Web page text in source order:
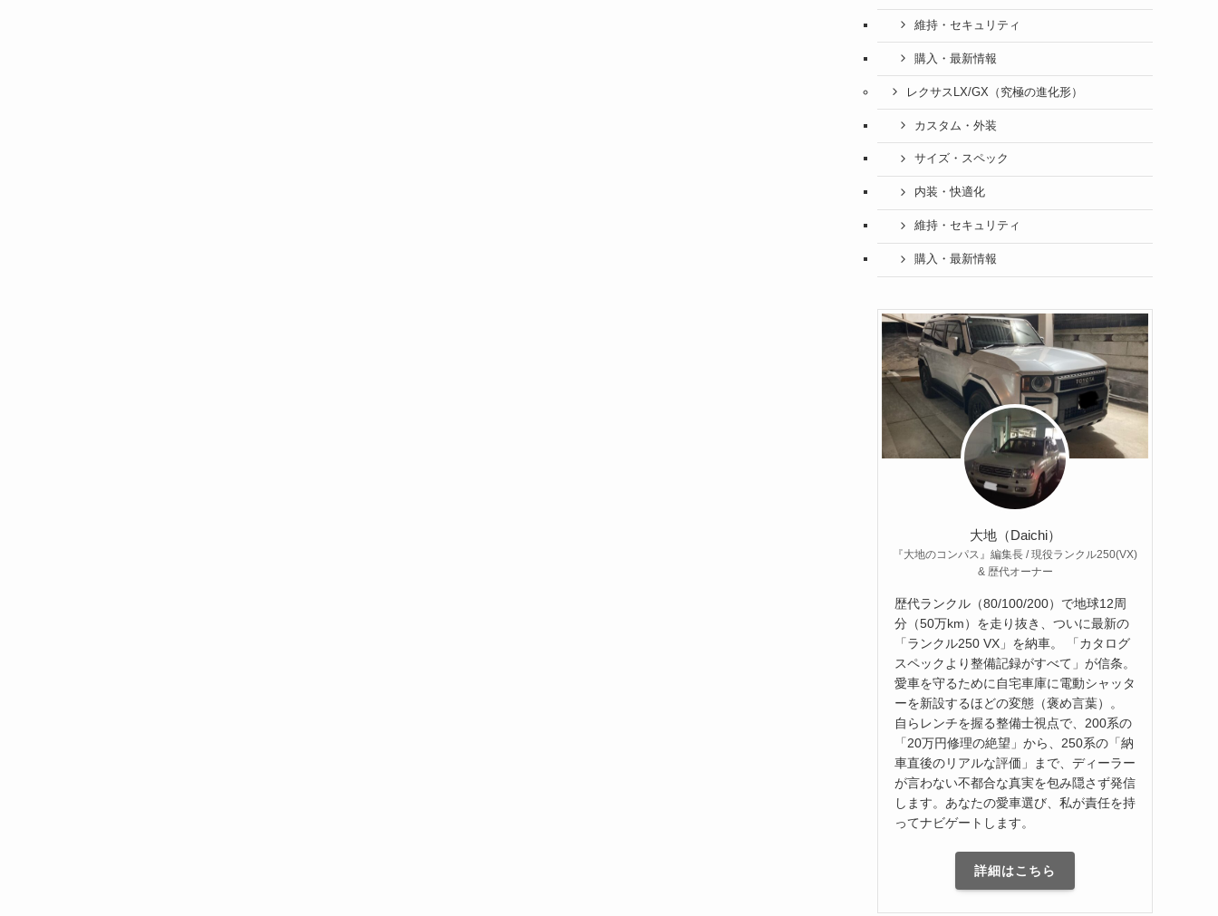
維持・セキュリティ
購入・最新情報
レクサスLX/GX（究極の進化形）
カスタム・外装
サイズ・スペック
内装・快適化
維持・セキュリティ
購入・最新情報
大地（Daichi）
『大地のコンパス』編集長 / 現役ランクル250(VX)
& 歴代オーナー
歴代ランクル（80/100/200）で地球12周
分（50万km）を走り抜き、ついに最新の
「ランクル250 VX」を納車。 「カタログ
スペックより整備記録がすべて」が信条。
愛車を守るために自宅車庫に電動シャッタ
ーを新設するほどの変態（褒め言葉）。
自らレンチを握る整備士視点で、200系の
「20万円修理の絶望」から、250系の「納
車直後のリアルな評価」まで、ディーラー
が言わない不都合な真実を包み隠さず発信
します。あなたの愛車選び、私が責任を持
ってナビゲートします。
詳細はこちら